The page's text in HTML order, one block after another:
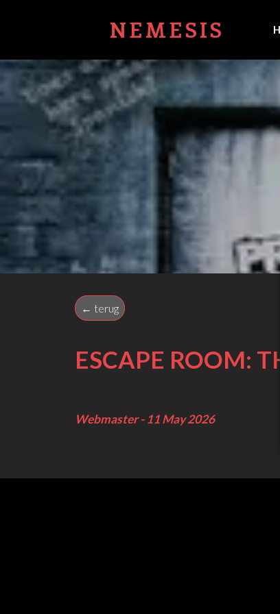
NEMESIS
← terug
ESCAPE ROOM:
Webmaster - 11 May 2026